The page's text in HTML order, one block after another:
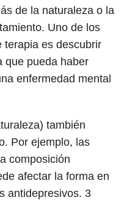
de la naturaleza o la
Uno de los
terapia es descubrir
que pueda haber
enfermedad mental
también
Por ejemplo, las
composición
afectar la forma en
antidepresivos. 3